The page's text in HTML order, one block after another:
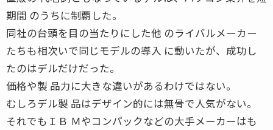
期間 のうちに制覇した。
同社の台頭を目の当たりにした他 のライバルメーカー
たちも相次いで同じモデルの導入 に動いたが、成功し
たのはデルだけだった。
価格や製 品力に大きな違いがあるわけではない。
むしろデル製 品はデザイン的には無骨で人気がない。
それでもＩＢ Ｍやコンパックなどの大手メーカーはも